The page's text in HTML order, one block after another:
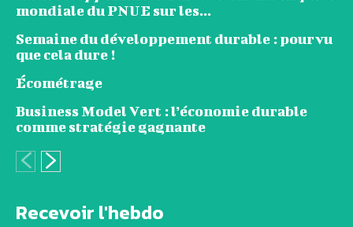
mondiale du PNUE sur les...
Semaine du développement durable : pourvu
que cela dure !
Écométrage
Business Model Vert : l’économie durable
comme stratégie gagnante
Recevoir l'hebdo